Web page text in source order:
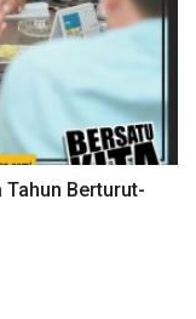
Tahun Berturut-